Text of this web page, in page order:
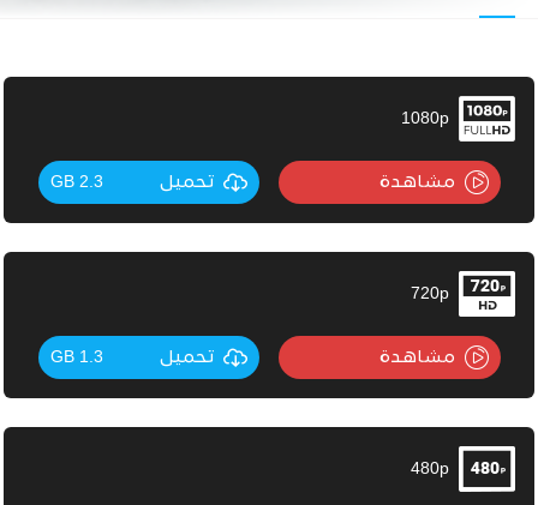
1080p
مشاهدة تحميل 2.3 GB
720p
مشاهدة تحميل 1.3 GB
480p